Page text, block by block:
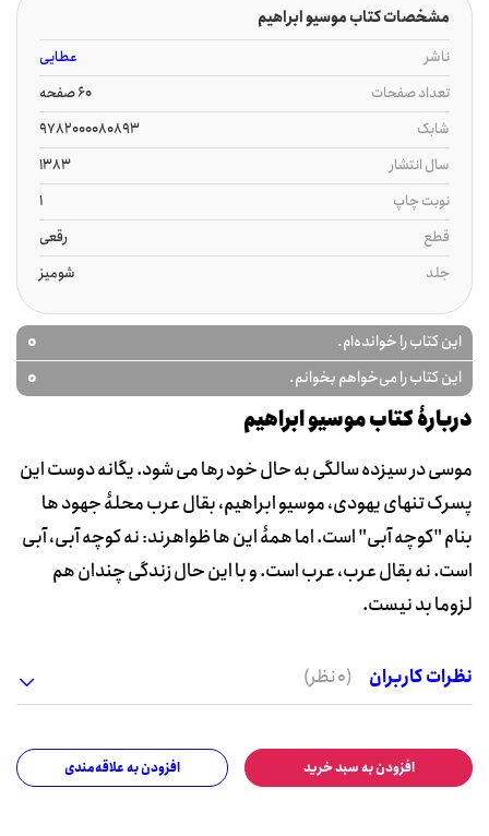
مشخصات کتاب موسیو ابراهیم
ناشر
عطایی
تعداد صفحات
60 صفحه
شابک
9782000080893
سال انتشار
1383
نوبت چاپ
1
قطع
رقعی
جلد
شومیز
این کتاب را خوانده‌ام. 0
این کتاب را می‌خواهم بخوانم. 0
دربارۀ کتاب موسیو ابراهیم
موسی در سیزده سالگی به حال خود رها می شود. یگانه دوست این
پسرک تنهای یهودی، موسیو ابراهیم، بقال عرب محلۀ جهود ها
بنام "کوچه آبی" است. اما همۀ این ها ظواهرند: نه کوچه آبی، آبی
است. نه بقال عرب، عرب است. و با این حال زندگی چندان هم
لزوما بد نیست.
نظرات کاربران (0 نظر)
افزودن به سبد خرید افزودن به علاقه‌مندی